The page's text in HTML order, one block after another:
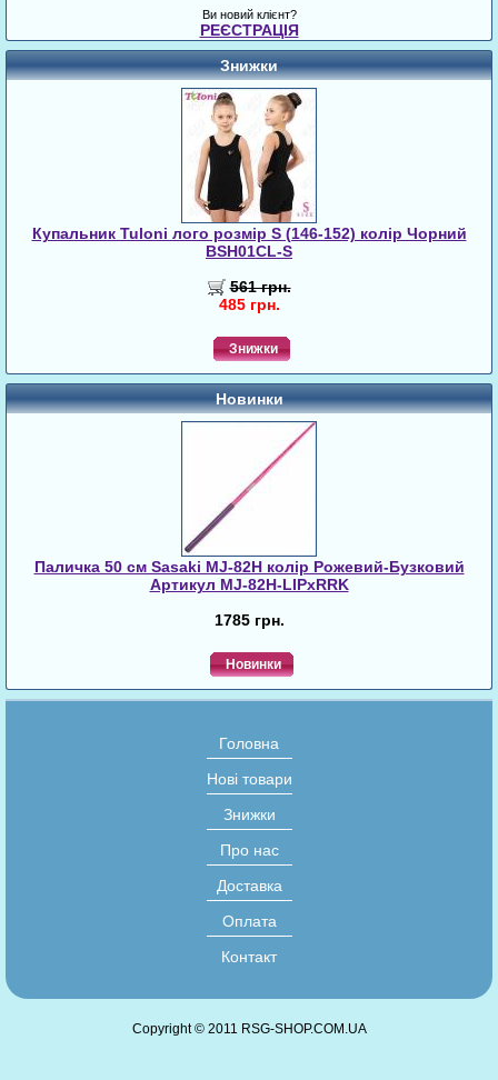
Ви новий клієнт?
РЕЄСТРАЦІЯ
Знижки
Купальник Tuloni лого розмір S (146-152) колір Чорний
BSH01CL-S
561 грн.
485 грн.
Знижки
Новинки
Паличка 50 см Sasaki MJ-82H колір Рожевий-Бузковий
Артикул MJ-82H-LIPxRRK
1785 грн.
Новинки
Головна
Нові товари
Знижки
Про нас
Доставка
Оплата
Контакт
Copyright © 2011 RSG-SHOP.COM.UA